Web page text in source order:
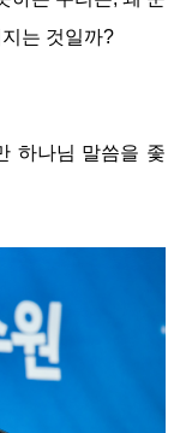
는 것일까?
하나님 말씀을 좇